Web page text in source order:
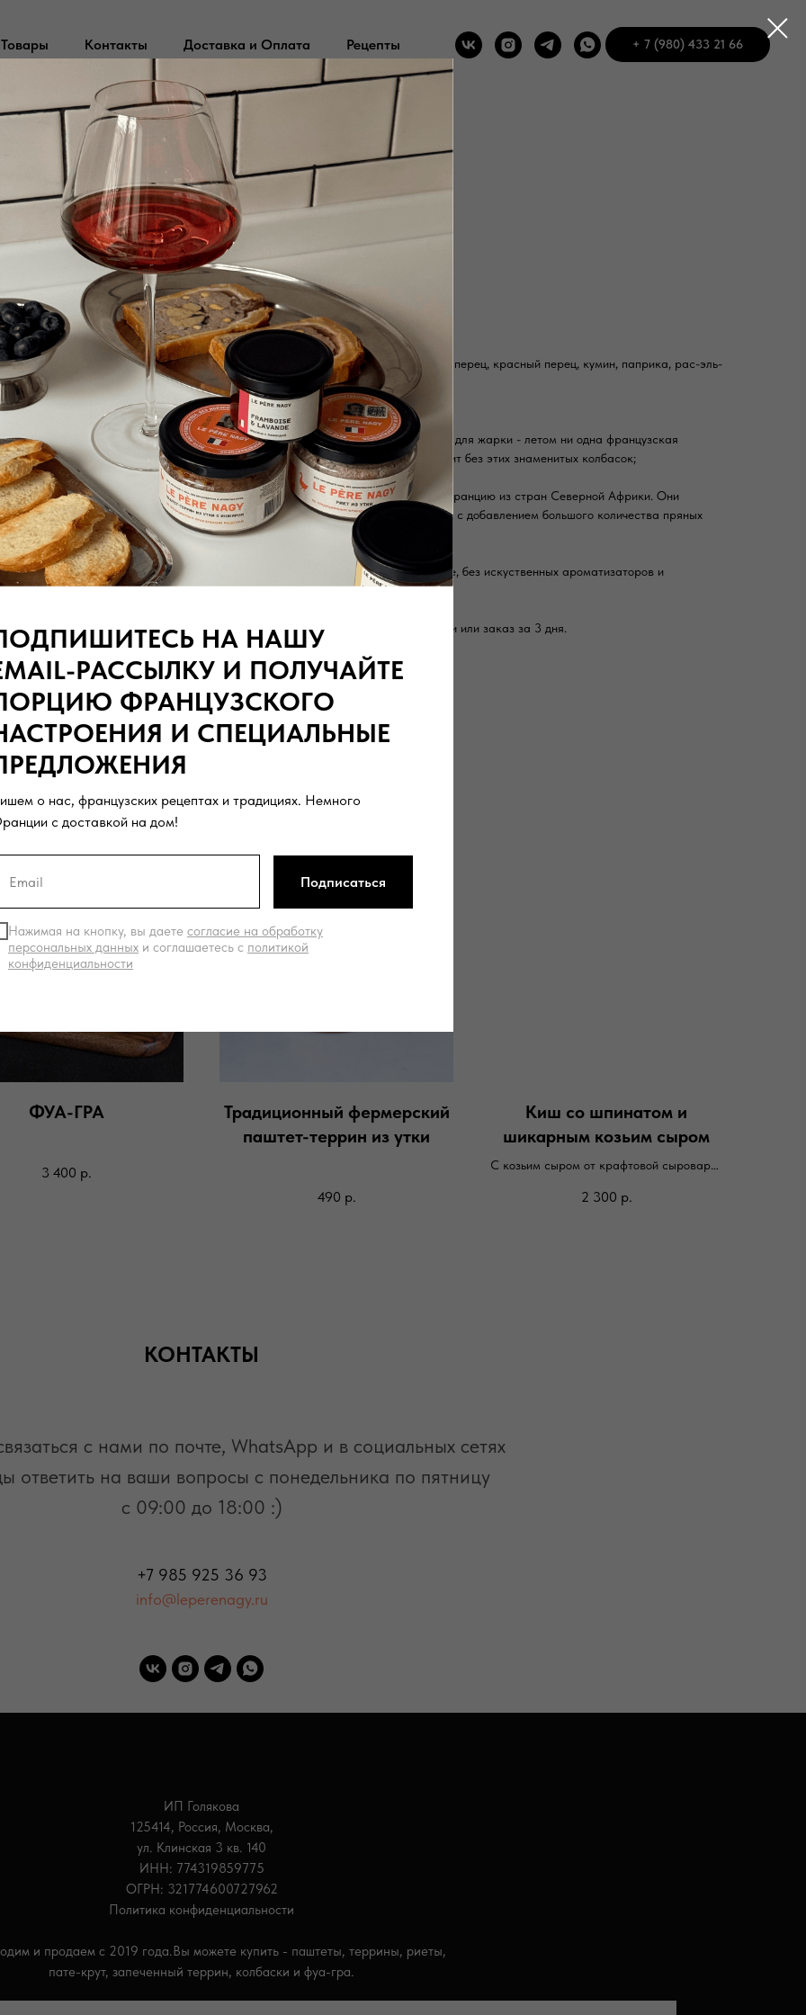
Товары Контакты Доставка и Оплата Рецепты + 7 (980) 433 21 66
Колбаски Мергез 1 кг
2 000
Добавить в корзину
Состав:
баранина, говядина, соль, чёрный перец, красный перец, кумин, паприка, рас-эль-
ханут
Вес:1 кг
Самые популярные во Франции колбаски для жарки - летом ни одна французская
встреча с друзьями или семьей не проходит без этих знаменитых колбасок;
Пикантные колбаски мергез пришли во Францию из стран Северной Африки. Они
изготавливаются из баранины и говядины с добавлением большого количества пряных
специй.
Наши колбаски мергез очень натуральные, без искуственных ароматизаторов и
консервантов.
Заказ по весу. Доставка перед выходными или заказ за 3 дня.
ХИТ!
ФУА-ГРА
3 400 р.
Традиционный фермерский
паштет-террин из утки
490 р.
Киш со шпинатом и
шикарным козьим сыром
С козьим сыром от крафтовой сыроварни
2 300 р.
КОНТАКТЫ
с нами по почте, WhatsАpp и в социальных сетях
ответить на ваши вопросы с понедельника по пятницу
с 09:00 до 18:00 :)
+7 985 925 36 93
info@leperenagy.ru
ИП Голякова
125414, Россия, Москва,
ул. Клинская 3 кв. 140
ИНН: 774319859775
ОГРН: 321774600727962
Политика конфиденциальности
и продаем с 2019 года.Вы можете купить - паштеты, террины, риеты,
пате-крут, запеченный террин, колбаски и фуа-гра.
НА НАШУ
РАССЫЛКУ И ПОЛУЧАЙТЕ
ФРАНЦУЗСКОГО
И СПЕЦИАЛЬНЫЕ
о нас, французских рецептах и традициях. Немного
с доставкой на дом!
Нажимая на кнопку, вы даете согласие на обработку
персональных данных и соглашаетесь c политикой
конфиденциальности
Подписаться